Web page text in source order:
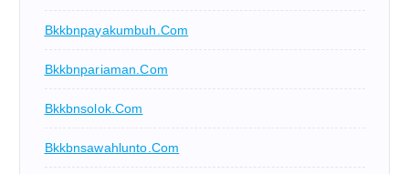
Bkkbnpayakumbuh.com
Bkkbnpariaman.com
Bkkbnsolok.com
Bkkbnsawahlunto.com